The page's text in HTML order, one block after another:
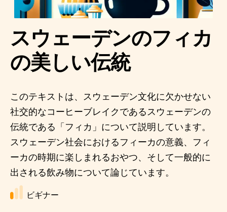
スウェーデンのフィカ
の美しい伝統
このテキストは、スウェーデン文化に欠かせない
社交的なコーヒーブレイクであるスウェーデンの
伝統である「フィカ」について説明しています。
スウェーデン社会におけるフィーカの意義、フィ
ーカの時期に楽しまれるおやつ、そして一般的に
出される飲み物について論じています。
ビギナー